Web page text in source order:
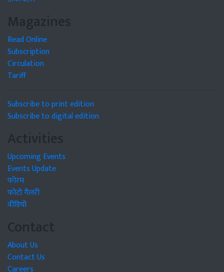
Magazines
Read Online
Subscription
Circulation
Tariff
Subscribe to print edition
Subscribe to digital edition
Activities
Upcoming Events
Events Update
फोरम
फोटो गैलरी
वीडियो
Contact
About Us
Contact Us
Careers